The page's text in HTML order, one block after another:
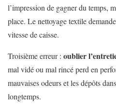
l’impression de gagner du temps,
place. Le nettoyage textile
vitesse de caisse.
Troisième erreur : oublier
mal vidé ou mal rincé perd en
mauvaises odeurs et les dépôts
longtemps.